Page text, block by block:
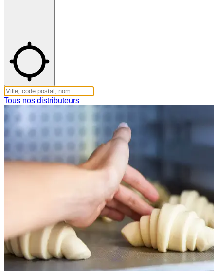
Tous nos distributeurs